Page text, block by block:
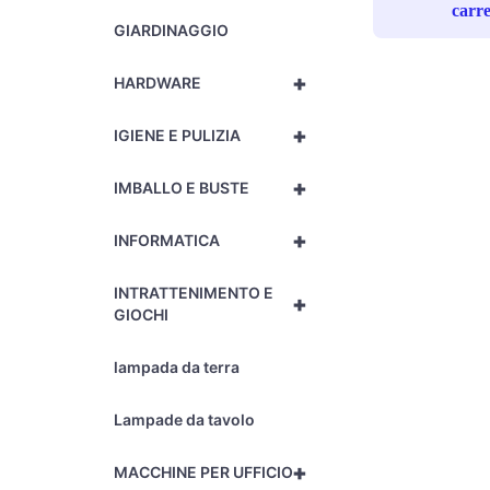
GIARDINAGGIO
+
HARDWARE
+
IGIENE E PULIZIA
+
IMBALLO E BUSTE
+
INFORMATICA
+
INTRATTENIMENTO E
GIOCHI
lampada da terra
Lampade da tavolo
+
MACCHINE PER UFFICIO